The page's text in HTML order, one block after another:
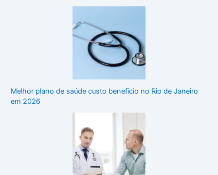
Melhor plano de saúde custo benefício no Rio de Janeiro
em 2026